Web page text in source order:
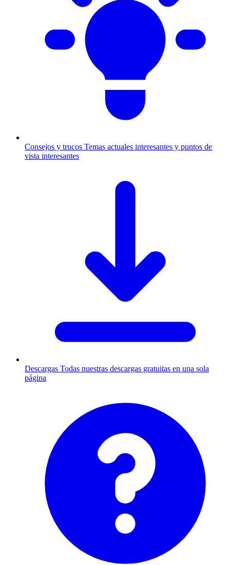
Consejos y trucos Temas actuales interesantes y puntos de
vista interesantes
Descargas Todas nuestras descargas gratuitas en una sola
página